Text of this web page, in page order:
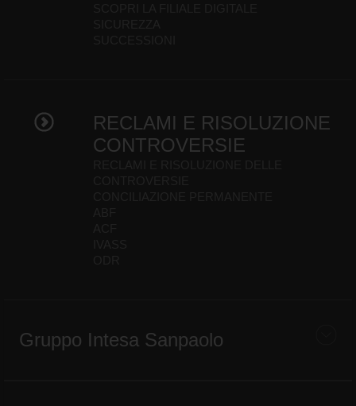
RECLAMI E RISOLUZIONE
CONTROVERSIE
Gruppo Intesa Sanpaolo